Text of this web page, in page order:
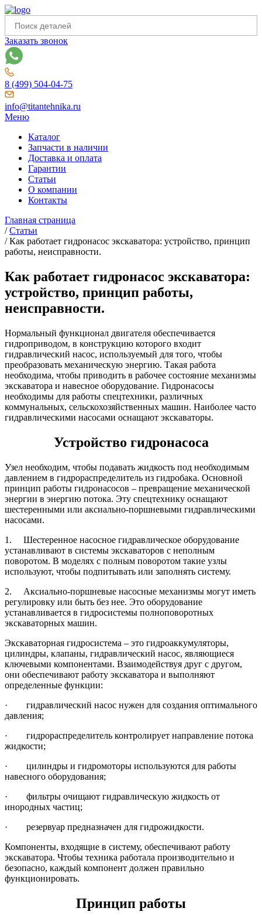
Заказать звонок
8 (499) 504-04-75
info@titantehnika.ru
Меню
Каталог
Запчасти в наличии
Доставка и оплата
Гарантии
Статьи
О компании
Контакты
Главная страница
/Статьи
/Как работает гидронасос экскаватора: устройство, принцип
работы, неисправности.
Как работает гидронасос экскаватора:
устройство, принцип работы,
неисправности.
Нормальный функционал двигателя обеспечивается
гидроприводом, в конструкцию которого входит
гидравлический насос, используемый для того, чтобы
преобразовать механическую энергию. Такая работа
необходима, чтобы приводить в рабочее состояние механизмы
экскаватора и навесное оборудование. Гидронасосы
необходимы для работы спецтехники, различных
коммунальных, сельскохозяйственных машин. Наиболее часто
гидравлическими насосами оснащают экскаваторы.
Устройство гидронасоса
Узел необходим, чтобы подавать жидкость под необходимым
давлением в гидрораспределитель из гидробака. Основной
принцип работы гидронасосов – превращение механической
энергии в энергию потока. Эту спецтехнику оснащают
шестеренными или аксиально-поршневыми гидравлическими
насосами.
1. Шестеренное насосное гидравлическое оборудование
устанавливают в системы экскаваторов с неполным
поворотом. В моделях с полным поворотом такие узлы
используют, чтобы подпитывать или заполнять систему.
2. Аксиально-поршневые насосные механизмы могут иметь
регулировку или быть без нее. Это оборудование
устанавливается в гидросистемы полноповоротных
экскаваторных машин.
Экскаваторная гидросистема – это гидроаккумуляторы,
цилиндры, клапаны, гидравлический насос, являющиеся
ключевыми компонентами. Взаимодействуя друг с другом,
они обеспечивают работу экскаватора и выполняют
определенные функции:
· гидравлический насос нужен для создания оптимального
давления;
· гидрораспределитель контролирует направление потока
жидкости;
· цилиндры и гидромоторы используются для работы
навесного оборудования;
· фильтры очищают гидравлическую жидкость от
инородных частиц;
· резервуар предназначен для гидрожидкости.
Компоненты, входящие в систему, обеспечивают работу
экскаватора. Чтобы техника работала производительно и
безопасно, каждый компонент должен правильно
функционировать.
Принцип работы